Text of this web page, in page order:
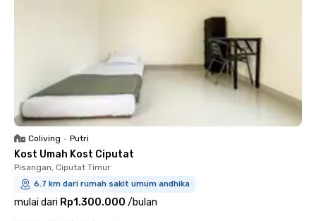
Coliving • Putri
Kost Umah Kost Ciputat
Pisangan, Ciputat Timur
6.7 km dari rumah sakit umum andhika
mulai dari Rp1.300.000 /bulan